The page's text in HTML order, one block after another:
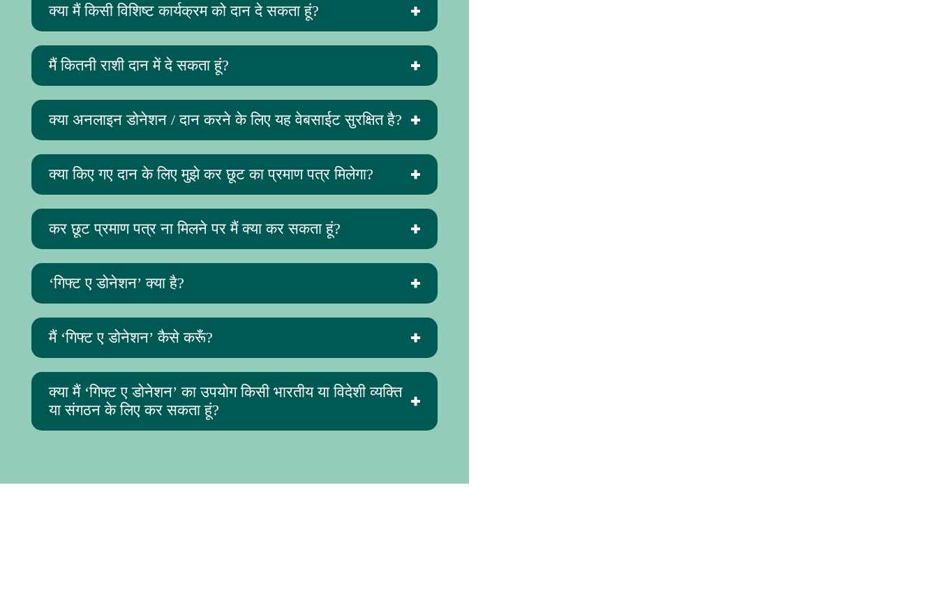
क्या मैं किसी विशिष्ट कार्यक्रम को दान दे सकता हूं?
मैं कितनी राशी दान में दे सकता हूं?
क्या अनलाइन डोनेशन / दान करने के लिए यह वेबसाईट सुरक्षित है?
क्या किए गए दान के लिए मुझे कर छूट का प्रमाण पत्र मिलेगा?
कर छूट प्रमाण पत्र ना मिलने पर मैं क्या कर सकता हूं?
‘गिफ्ट ए डोनेशन’ क्या है?
मैं ‘गिफ्ट ए डोनेशन’ कैसे करूँ?
क्या मैं ‘गिफ्ट ए डोनेशन’ का उपयोग किसी भारतीय या विदेशी व्यक्ति
या संगठन के लिए कर सकता हूं?